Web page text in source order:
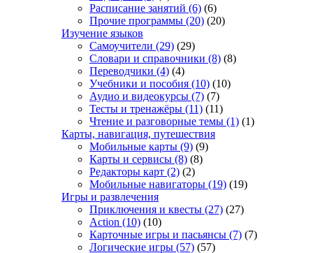
Расписание занятий (6) (6)
Прочие программы (20) (20)
Изучение языков
Самоучители (29) (29)
Словари и справочники (8) (8)
Переводчики (4) (4)
Учебники и пособия (10) (10)
Аудио и видеокурсы (7) (7)
Тесты и тренажёры (11) (11)
Чтение и разговорные темы (1) (1)
Карты, навигация, путешествия
Мобильные карты (9) (9)
Карты и сервисы (8) (8)
Редакторы карт (2) (2)
Мобильные навигаторы (19) (19)
Игры и развлечения
Приключения и квесты (27) (27)
Action (10) (10)
Карточные игры и пасьянсы (7) (7)
Логические игры (57) (57)